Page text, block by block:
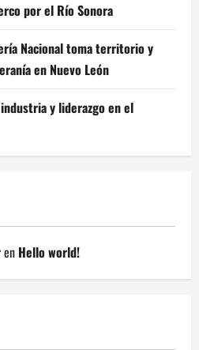
por el Río Sonora
Nacional toma territorio y
en Nuevo León
y liderazgo en el
en Hello world!